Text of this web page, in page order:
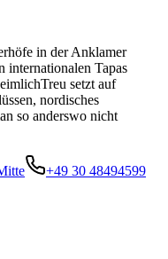
in der Anklamer
internationalen Tapas
setzt auf
nordisches
so anderswo nicht
+49 30 48494599